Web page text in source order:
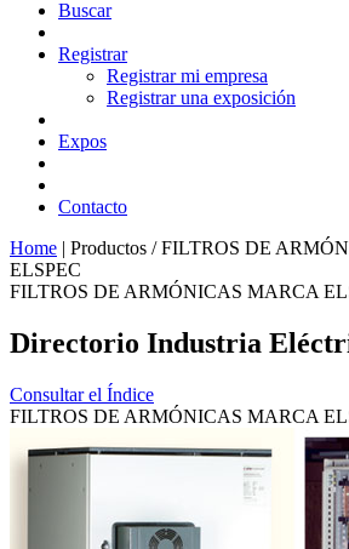
Buscar
Registrar
Registrar mi empresa
Registrar una exposición
Expos
Contacto
Home | Productos / FILTROS DE
ELSPEC
FILTROS DE ARMÓNICAS MARCA
Directorio Industria
Consultar el Índice
FILTROS DE ARMÓNICAS MARCA